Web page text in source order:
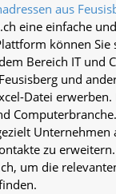
aus
eine einfache
können Sie
Bereich IT und
und
Datei
Unternehmen
zu
um die